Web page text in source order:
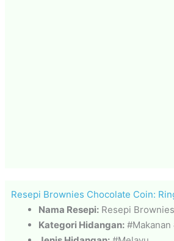
Resepi Brownies Chocolate Coin:
Nama Resepi: Resepi
Kategori Hidangan: #Makanan